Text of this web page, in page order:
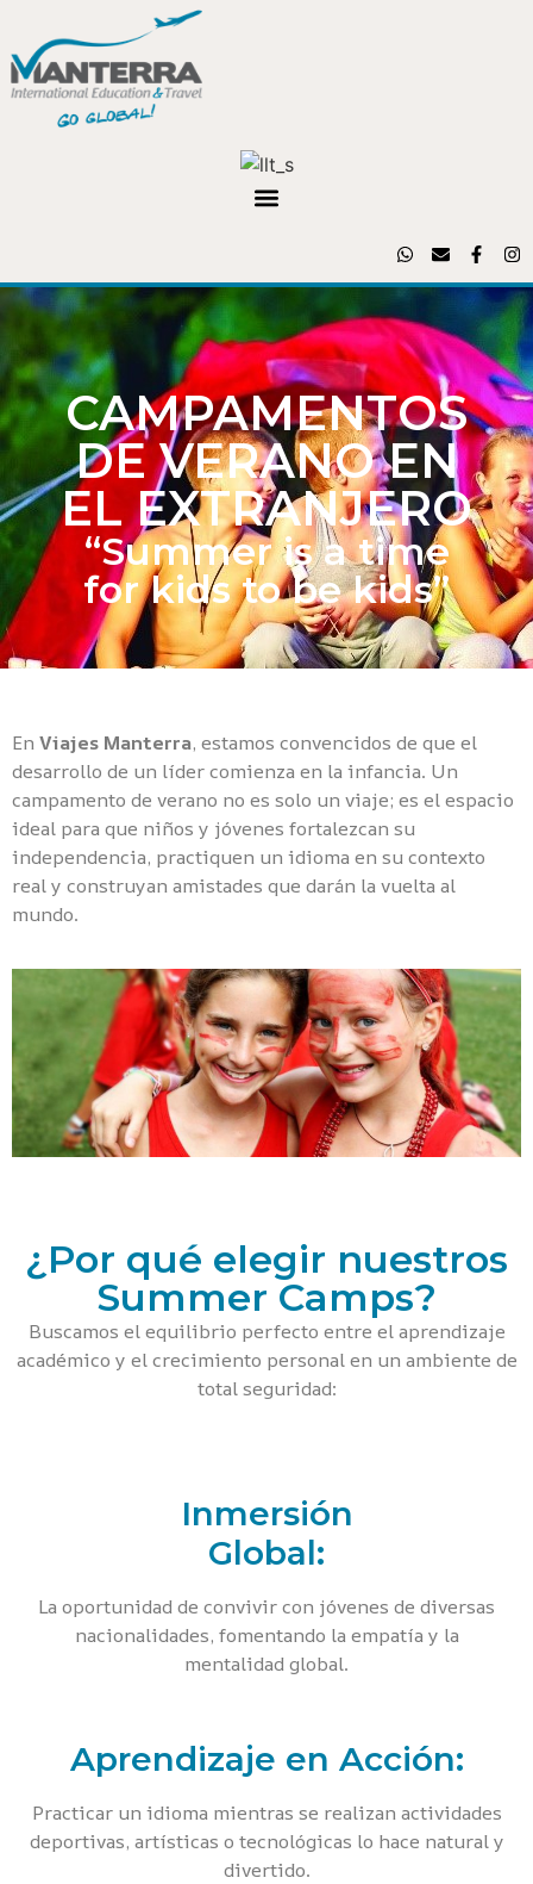
CAMPAMENTOS
DE VERANO EN
EL EXTRANJERO
“Summer is a time
for kids to be kids”
EnViajes Manterra, estamos convencidos de que el
desarrollo de un líder comienza en la infancia. Un
campamento de verano no es solo un viaje; es el espacio
ideal para que niños y jóvenes fortalezcan su
independencia, practiquen un idioma en su contexto
real y construyan amistades que darán la vuelta al
mundo.
¿Por qué elegir nuestros
Summer Camps?
Buscamos el equilibrio perfecto entre el aprendizaje
académico y el crecimiento personal en un ambiente de
total seguridad:
Inmersión
Global:
La oportunidad de convivir con jóvenes de diversas
nacionalidades, fomentando la empatía y la
mentalidad global.
Aprendizaje en Acción:
Practicar un idioma mientras se realizan actividades
deportivas, artísticas o tecnológicas lo hace natural y
divertido.